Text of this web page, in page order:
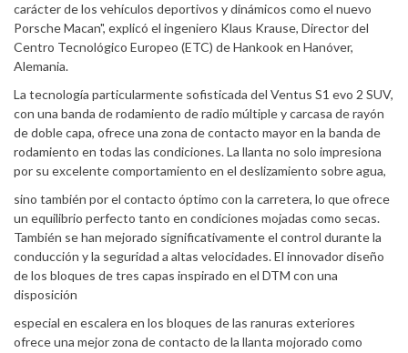
carácter de los vehículos deportivos y dinámicos como el nuevo
Porsche Macan", explicó el ingeniero Klaus Krause, Director del
Centro Tecnológico Europeo (ETC) de Hankook en Hanóver,
Alemania.
La tecnología particularmente sofisticada del Ventus S1 evo 2 SUV,
con una banda de rodamiento de radio múltiple y carcasa de rayón
de doble capa, ofrece una zona de contacto mayor en la banda de
rodamiento en todas las condiciones. La llanta no solo impresiona
por su excelente comportamiento en el deslizamiento sobre agua,
sino también por el contacto óptimo con la carretera, lo que ofrece
un equilibrio perfecto tanto en condiciones mojadas como secas.
También se han mejorado significativamente el control durante la
conducción y la seguridad a altas velocidades. El innovador diseño
de los bloques de tres capas inspirado en el DTM con una
disposición
especial en escalera en los bloques de las ranuras exteriores
ofrece una mejor zona de contacto de la llanta mojorado como